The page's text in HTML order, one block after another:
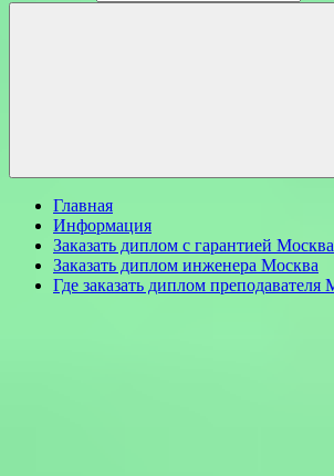
Главная
Информация
Заказать диплом с гарантией Москва
Заказать диплом инженера Москва
Где заказать диплом преподавателя